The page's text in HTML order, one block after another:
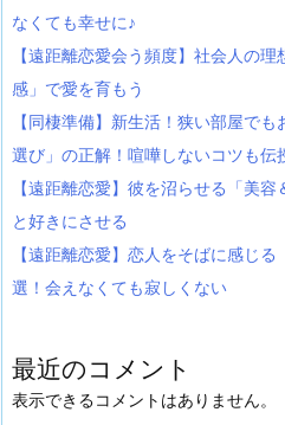
なくても幸せに♪
【遠距離恋愛会う頻度】社会人の
感」で愛を育もう
【同棲準備】新生活！狭い部屋で
選び」の正解！喧嘩しないコツも伝
【遠距離恋愛】彼を沼らせる「美
と好きにさせる
【遠距離恋愛】恋人をそばに感じ
選！会えなくても寂しくない
最近のコメント
表示できるコメントはありません。